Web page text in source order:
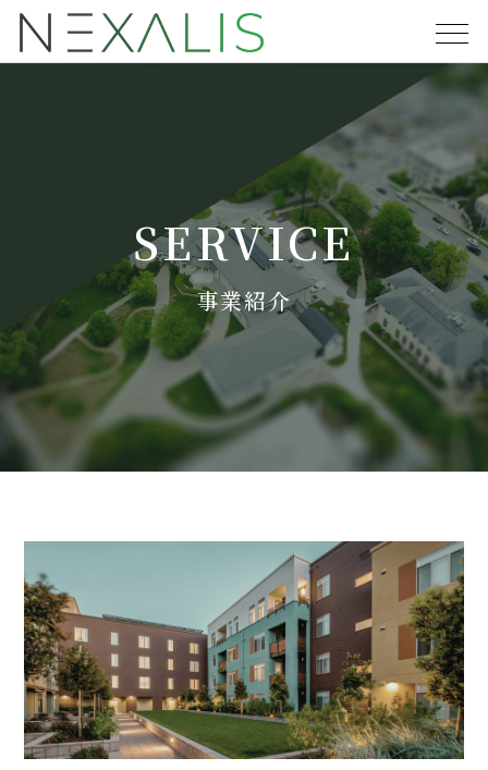
SERVICE
事業紹介